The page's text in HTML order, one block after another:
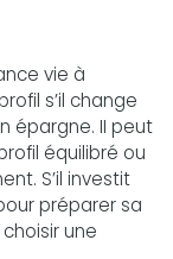
vie à
s’il change
épargne. II peut
équilibré ou
S’il investit
préparer sa
une